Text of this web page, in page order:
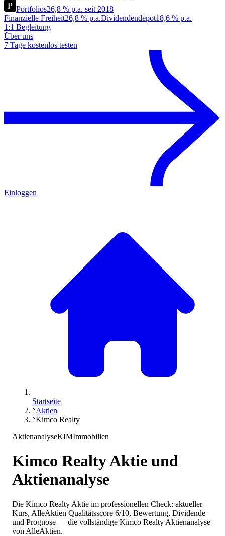
Portfolios26,8 % p.a. seit 2018
Finanzielle Freiheit26,8 % p.a.Dividendendepot18,6 % p.a.
1:1 Begleitung
Über uns
7 Tage kostenlos testen
Einloggen
Startseite
Aktien
Kimco Realty
AktienanalyseKIMImmobilien
Kimco RealtyAktie und
Aktienanalyse
Die Kimco Realty Aktie im professionellen Check: aktueller
Kurs, AlleAktien Qualitätsscore 6/10, Bewertung, Dividende
und Prognose — die vollständige Kimco Realty Aktienanalyse
von AlleAktien.